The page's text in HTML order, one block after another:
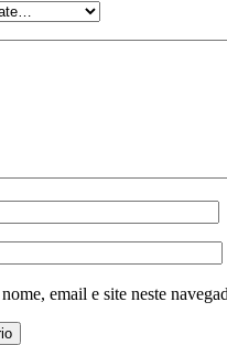
email e site neste